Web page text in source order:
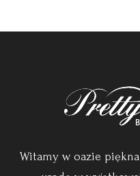
Witamy w oazie